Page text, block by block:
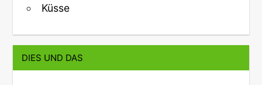
Küsse
DIES UND DAS